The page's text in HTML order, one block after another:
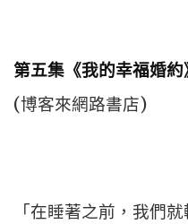
第五集《我的幸福婚
(博客來網路書店)
「在睡著之前，我們